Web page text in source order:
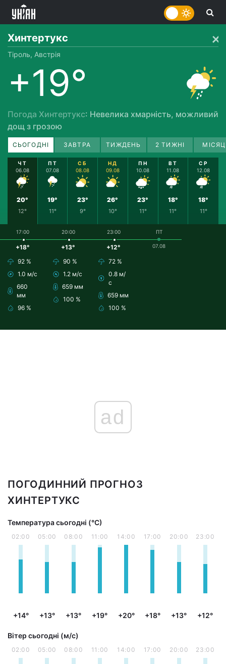
Хинтертукс
Тіроль, Австрія
+19°
Погода Хинтертукс: Невелика хмарність, можливий
дощ з грозою
СЬОГОДНІ ЗАВТРА ТИЖДЕНЬ 2 ТИЖНІ
ЧТ
06.08
20°
12°
ПТ
07.08
19°
11°
СБ
08.08
23°
9°
НД
09.08
26°
10°
ПН
10.08
23°
11°
ВТ
11.08
18°
11°
СР
12.08
18°
11°
17:00
+18°
92 %
1.0 м/с
660
мм
96 %
20:00
+13°
90 %
1.2 м/с
659 мм
100 %
23:00
+12°
72 %
0.8 м/
с
659 мм
100 %
ПТ
07.08
ad
ПОГОДИННИЙ ПРОГНОЗ
ХИНТЕРТУКС
Температура сьогодні (°С)
02:00
+14°
05:00
+13°
08:00
+13°
11:00
+19°
14:00
+20°
17:00
+18°
20:00
+13°
23:00
+12°
Вітер сьогодні (м/с)
02:00 05:00 08:00 11:00 14:00 17:00 20:00 23:00